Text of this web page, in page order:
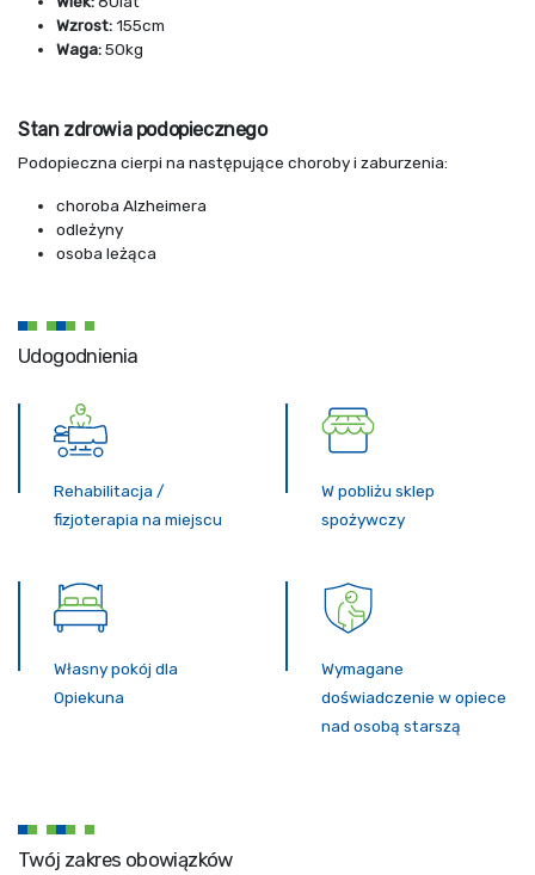
Wzrost:155cm
Waga:50kg
Stan zdrowia podopiecznego
Podopieczna cierpi na następujące choroby i zaburzenia:
choroba Alzheimera
odleżyny
osoba leżąca
Udogodnienia
Rehabilitacja /
fizjoterapia na miejscu
W pobliżu sklep
spożywczy
Własny pokój dla
Opiekuna
Wymagane
doświadczenie w opiece
nad osobą starszą
Twój zakres obowiązków